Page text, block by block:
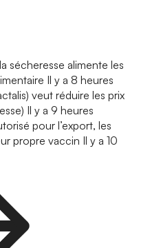
sécheresse alimente les
Il y a 8 heures
veut réduire les prix
Il y a 9 heures
pour l’export, les
propre vaccin Il y a 10